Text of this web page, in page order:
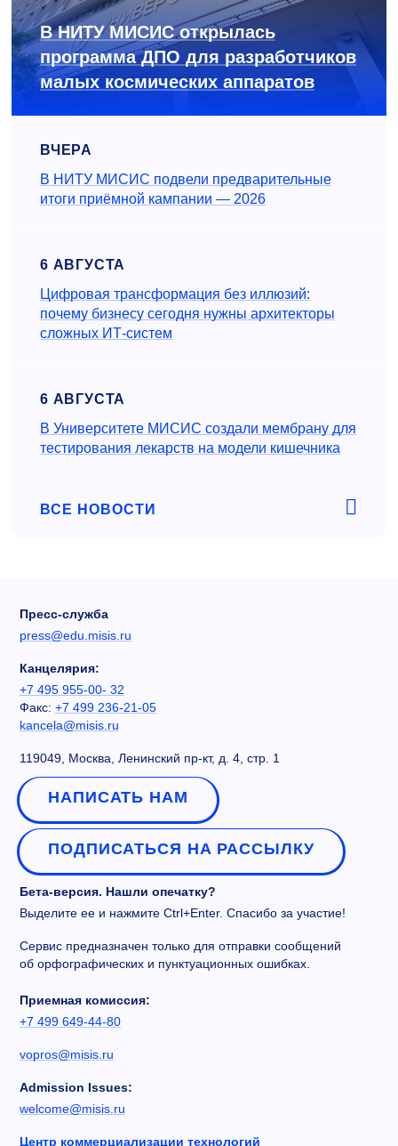
В НИТУ МИСИС открылась
программа ДПО для разработчиков
малых космических аппаратов
ВЧЕРА
В НИТУ МИСИС подвели предварительные
итоги приёмной кампании — 2026
6 АВГУСТА
Цифровая трансформация без иллюзий:
почему бизнесу сегодня нужны архитекторы
сложных ИТ-систем
6 АВГУСТА
В Университете МИСИС создали мембрану для
тестирования лекарств на модели кишечника
ВСЕ НОВОСТИ
Пресс-служба
press@edu.misis.ru
Канцелярия:
+7 495 955-00- 32
Факс: +7 499 236-21-05
kancela@misis.ru
119049, Москва, Ленинский пр-кт, д. 4, стр. 1
НАПИСАТЬ НАМ
ПОДПИСАТЬСЯ НА РАССЫЛКУ
Бета-версия. Нашли опечатку?
Выделите ее и нажмите Ctrl+Enter. Спасибо за участие!
Сервис предназначен только для отправки сообщений
об орфографических и пунктуационных ошибках.
Приемная комиссия:
+7 499 649-44-80
vopros@misis.ru
Admission Issues:
welcome@misis.ru
Центр коммерциализации технологий